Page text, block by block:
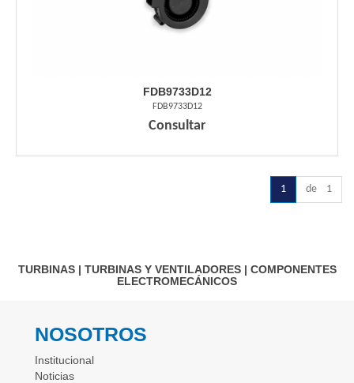
FDB9733D12
FDB9733D12
Consultar
1 de 1
TURBINAS| TURBINAS Y VENTILADORES| COMPONENTES
ELECTROMECÁNICOS
NOSOTROS
Institucional
Noticias